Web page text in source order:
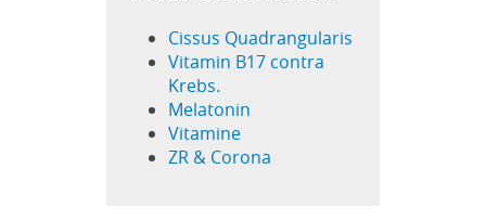
Cissus Quadrangularis
Vitamin B17 contra
Krebs.
Melatonin
Vitamine
ZR & Corona